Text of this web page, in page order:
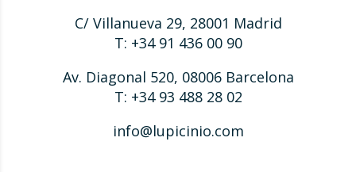
C/ Villanueva 29, 28001 Madrid
T: +34 91 436 00 90
Av. Diagonal 520, 08006 Barcelona
T: +34 93 488 28 02
info@lupicinio.com